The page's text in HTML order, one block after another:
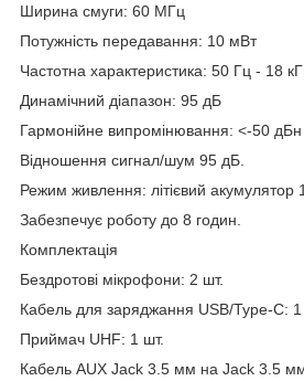
Ширина смуги: 60 МГц
Потужність передавання: 10 мВт
Частотна характеристика: 50 Гц - 18
Динамічний діапазон: 95 дБ
Гармонійне випромінювання: <-50
Відношення сигнал/шум 95 дБ.
Режим живлення: літієвий акумулятор
Забезпечує роботу до 8 годин.
Комплектація
Бездротові мікрофони: 2 шт.
Кабель для заряджання USB/Type-C: 1
Приймач UHF: 1 шт.
Кабель AUX Jack 3.5 мм на Jack 3.5